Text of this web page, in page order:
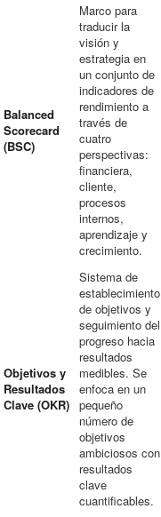
Balanced
Scorecard
(BSC)
Marco para
traducir la
visión y
estrategia en
un conjunto de
indicadores de
rendimiento a
través de
cuatro
perspectivas:
financiera,
cliente,
procesos
internos,
aprendizaje y
crecimiento.
Objetivos y
Resultados
Clave (OKR)
Sistema de
establecimiento
de objetivos y
seguimiento del
progreso hacia
resultados
medibles. Se
enfoca en un
pequeño
número de
objetivos
ambiciosos con
resultados
clave
cuantificables.